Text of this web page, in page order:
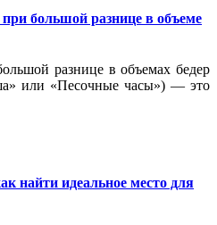
большой разнице в объеме
разнице в объемах бедер
или «Песочные часы») — это
найти идеальное место для